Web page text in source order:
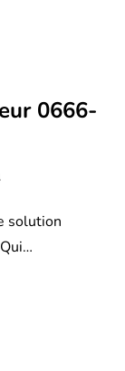
0666-
solution